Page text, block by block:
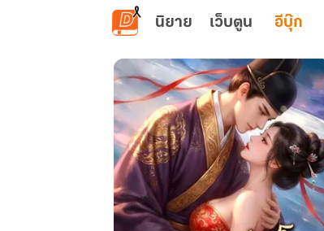
ข้ามไปยังเนื้อหาหลัก
นิยาย เว็บตูน อีบุ๊ก